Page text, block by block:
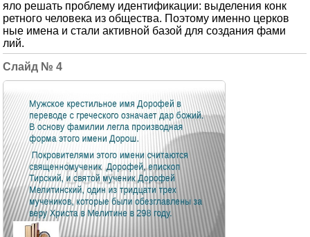
яло решать проблему идентификации: выделения конк
ретного человека из общества. Поэтому именно церков
ные имена и стали активной базой для создания фами
лий.
4